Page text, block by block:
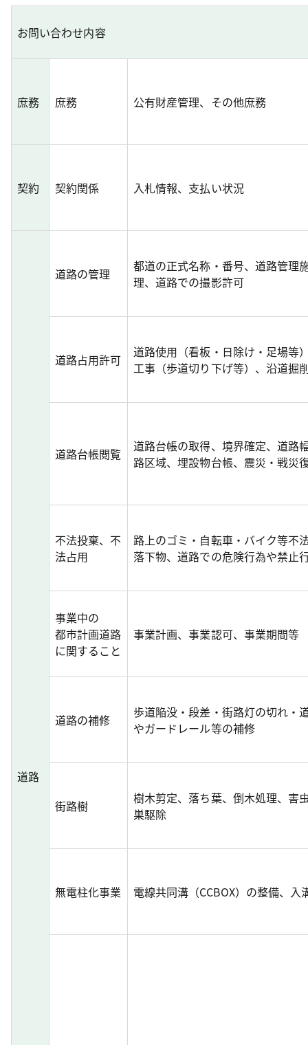
お問い合わせ内容
庶務 庶務 公有財産管理、その他庶務
契約 契約関係 入札情報、支払い状況
道路
道路の管理
都道の正式名称・番号、道路管理
理、道路での撮影許可
道路占用許可
道路使用（看板・日除け・足場等
工事（歩道切り下げ等）、沿道掘
道路台帳閲覧
道路台帳の取得、境界確定、道路
路区域、埋設物台帳、震災・戦災
不法投棄、不
法占用
路上のゴミ・自転車・バイク等不
落下物、道路での危険行為や禁止
事業中の
都市計画道路
に関すること
事業計画、事業認可、事業期間等
道路の補修
歩道陥没・段差・街路灯の切れ・
やガードレール等の補修
街路樹
樹木剪定、落ち葉、倒木処理、害
巣駆除
無電柱化事業 電線共同溝（CCBOX）の整備、入